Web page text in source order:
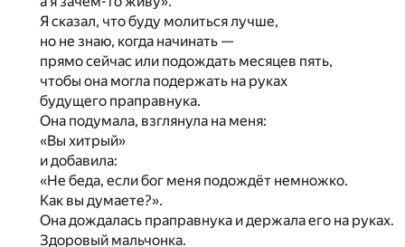
Я сказал, что буду молиться лучше,
но не знаю, когда начинать —
прямо сейчас или подождать месяцев пять,
чтобы она могла подержать на руках
будущего праправнука.
Она подумала, взглянула на меня:
«Вы хитрый»
и добавила:
«Не беда, если бог меня подождёт немножко.
Как вы думаете?».
Она дождалась праправнука и держала его на руках.
Здоровый мальчонка.